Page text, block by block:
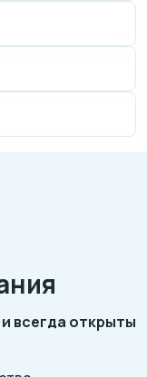
всегда открыты